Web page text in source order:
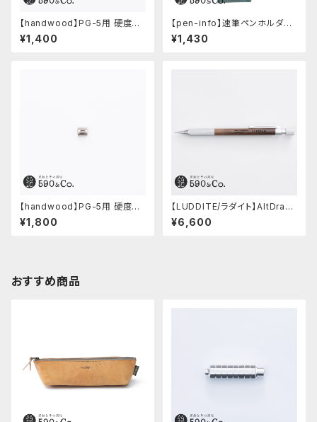
【handwood】PG-5用 硬度表
示窓 (アルミ/長方形)
¥1,400
【pen-info】速筆ペンホルダー
590&Co.別注色 (アクアブル
ー)
¥1,430
【handwood】PG-5用 硬度表
示窓 (ステンレス/楕円窓)
¥1,800
【LUDDITE/ラダイト】AltDraw
0.5 シルバー(ウォルナット)
¥6,600
おすすめ商品